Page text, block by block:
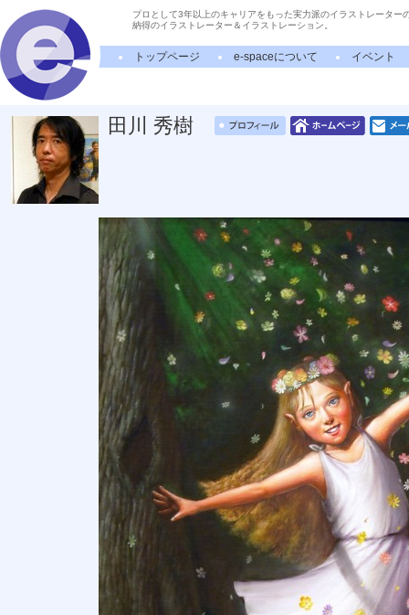
プロとして3年以上のキャリアをもった実力派のイラストレーター
納得のイラストレーター＆イラストレーション。
トップページ e-spaceについて イベント
田川 秀樹